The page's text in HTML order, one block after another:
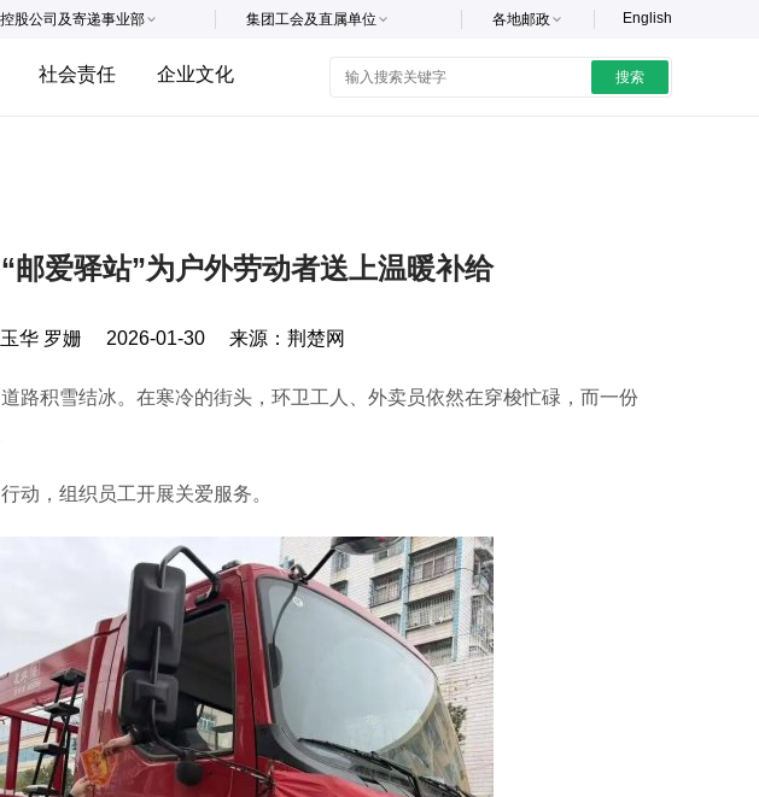
English
各地邮政
集团工会及直属单位
控股公司及寄递事业部
社会责任 企业文化 搜索
邮爱驿站”为户外劳动者送上温暖补给
华 罗姗 2026-01-30 来源： 荆楚网
积雪结冰。在寒冷的街头，环卫工人、外卖员依然在穿梭忙碌，而一份
，组织员工开展关爱服务。